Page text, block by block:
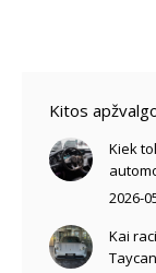
Kitos
Kiek
2026-
Kai